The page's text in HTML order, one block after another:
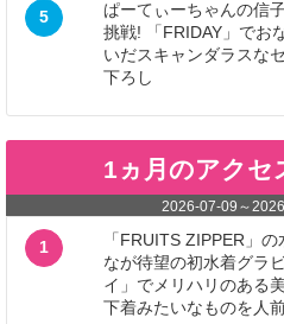
5
ぱーてぃーちゃんの信
挑戦! 「FRIDAY」でお
いだスキャンダラスな
下ろし
1ヵ月のアクセ
2026-07-09 ～
1
「FRUITS ZIPPER」
なが待望の初水着グラ
イ」でメリハリのある
下着みたいなものを人